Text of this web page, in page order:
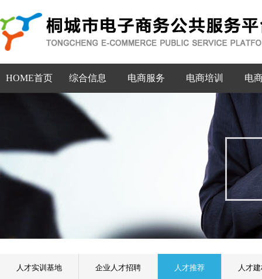
HOME首页 综合信息 电商服务 电商培训 电
人才实训基地 企业人才招聘 人才推荐 人才